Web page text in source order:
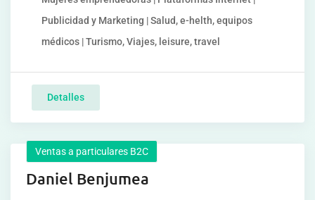
Publicidad y Marketing | Salud, e-helth, equipos
médicos | Turismo, Viajes, leisure, travel
Detalles
Ventas a particulares B2C
Daniel Benjumea